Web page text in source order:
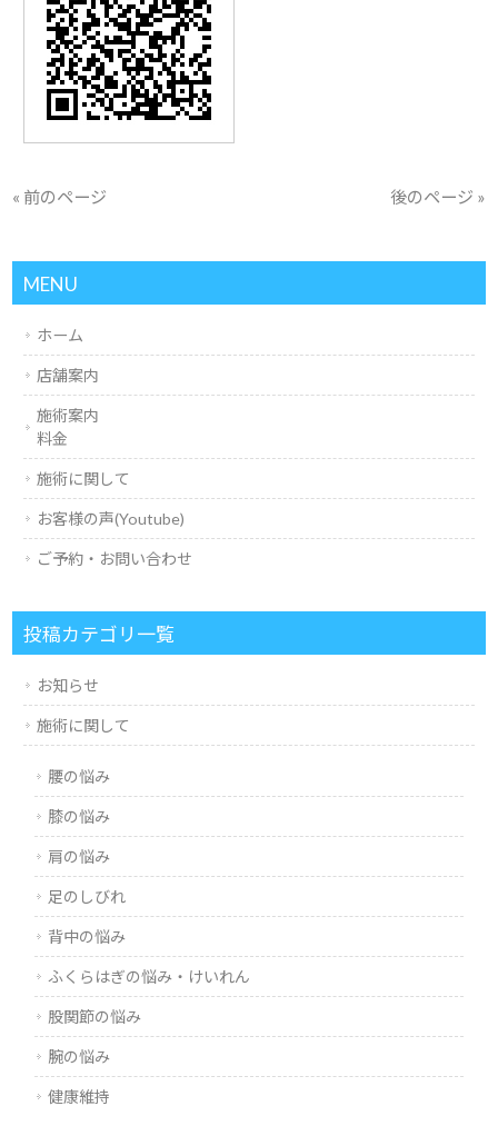
« 前のページ 後のページ »
MENU
ホーム
店舗案内
施術案内
料金
施術に関して
お客様の声(Youtube)
ご予約・お問い合わせ
投稿カテゴリ一覧
お知らせ
施術に関して
腰の悩み
膝の悩み
肩の悩み
足のしびれ
背中の悩み
ふくらはぎの悩み・けいれん
股関節の悩み
腕の悩み
健康維持